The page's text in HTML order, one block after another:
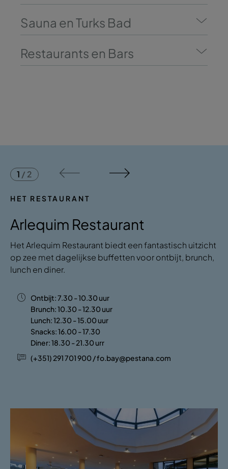
Sauna en Turks Bad
Restaurants en Bars
HET RESTAURANT
Arlequim Restaurant
Het Arlequim Restaurant biedt een fantastisch uitzicht
op zee met dagelijkse buffetten voor ontbijt, brunch,
lunch en diner.
Ontbijt: 7.30 - 10.30 uur
Brunch: 10.30 - 12.30 uur
Lunch: 12.30 - 15.00 uur
Snacks: 16.00 - 17.30
Diner: 18.30 - 21.30 urr
(+351) 291 701 900 / fo.bay@pestana.com
1 / 2